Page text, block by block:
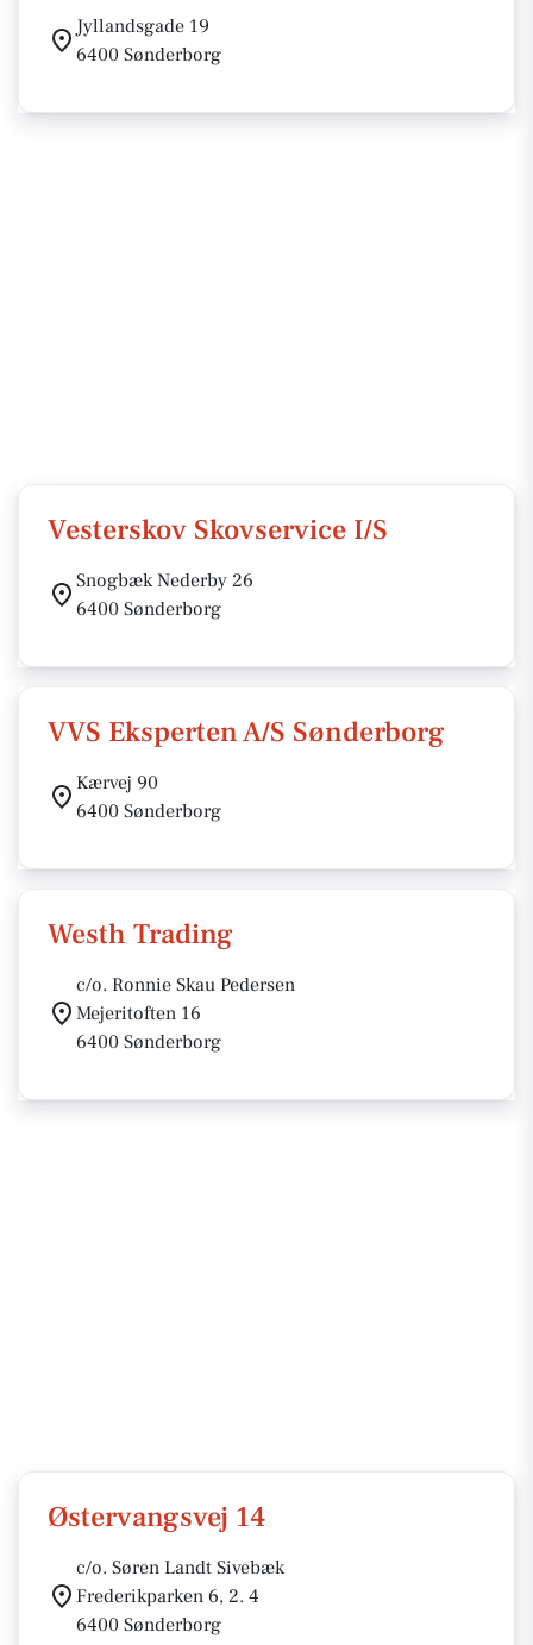
Jyllandsgade 19
6400 Sønderborg
Vesterskov Skovservice I/S
Snogbæk Nederby 26
6400 Sønderborg
VVS Eksperten A/S Sønderborg
Kærvej 90
6400 Sønderborg
Westh Trading
c/o. Ronnie Skau Pedersen
Mejeritoften 16
6400 Sønderborg
Østervangsvej 14
c/o. Søren Landt Sivebæk
Frederikparken 6, 2. 4
6400 Sønderborg